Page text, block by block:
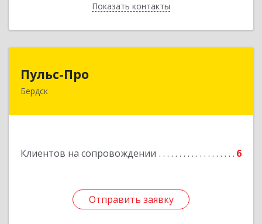
Показать контакты
Назад
Пульс-Про
Бердск
Клиентов на сопровождении 6
Отправить заявку
633010, Новосибирская обл, Бердск, Ленина,
Отправить заявку